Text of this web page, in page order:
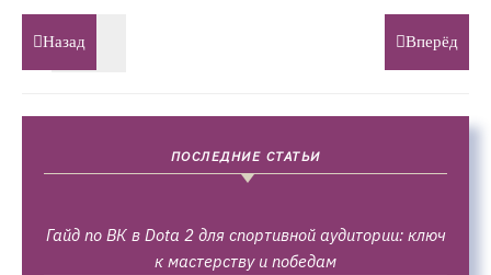
Назад Вперёд
ПОСЛЕДНИЕ СТАТЬИ
Гайд по ВК в Dota 2 для спортивной аудитории: ключ
к мастерству и победам